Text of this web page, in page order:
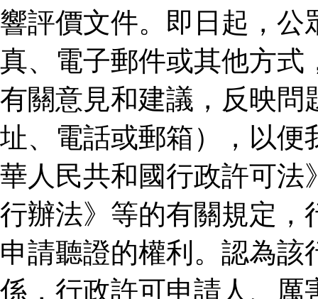
響評價文件。即日起，公
真、電子郵件或其他方式
有關意見和建議，反映問
址、電話或郵箱），以便
華人民共和國行政許可法
行辦法》等的有關規定，
申請聽證的權利。認為
係，行政許可申請人、厲